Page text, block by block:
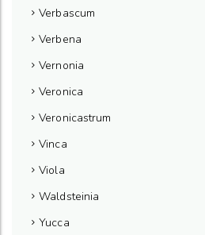
Verbascum
Verbena
Vernonia
Veronica
Veronicastrum
Vinca
Viola
Waldsteinia
Yucca